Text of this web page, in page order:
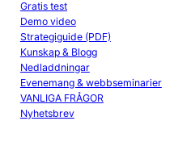
Gratis test
Demo video
Strategiguide (PDF)
Kunskap & Blogg
Nedladdningar
Evenemang & webbseminarier
VANLIGA FRÅGOR
Nyhetsbrev